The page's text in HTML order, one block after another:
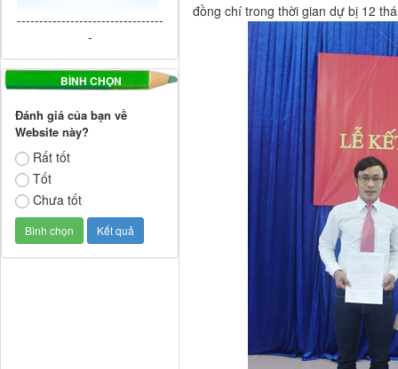
---------------------------------
-
BÌNH CHỌN
Đánh giá của bạn về
Website này?
Rất tốt
Tốt
Chưa tốt
đồng chí trong thời gian dự bị 12